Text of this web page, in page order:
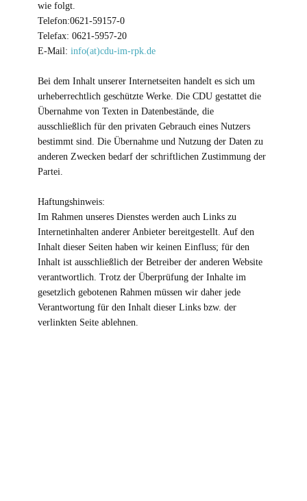
wie folgt.
Telefon:0621-59157-0
Telefax: 0621-5957-20
E-Mail: info(at)cdu-im-rpk.de
Bei dem Inhalt unserer Internetseiten handelt es sich um
urheberrechtlich geschützte Werke. Die CDU gestattet die
Übernahme von Texten in Datenbestände, die
ausschließlich für den privaten Gebrauch eines Nutzers
bestimmt sind. Die Übernahme und Nutzung der Daten zu
anderen Zwecken bedarf der schriftlichen Zustimmung der
Partei.
Haftungshinweis:
Im Rahmen unseres Dienstes werden auch Links zu
Internetinhalten anderer Anbieter bereitgestellt. Auf den
Inhalt dieser Seiten haben wir keinen Einfluss; für den
Inhalt ist ausschließlich der Betreiber der anderen Website
verantwortlich. Trotz der Überprüfung der Inhalte im
gesetzlich gebotenen Rahmen müssen wir daher jede
Verantwortung für den Inhalt dieser Links bzw. der
verlinkten Seite ablehnen.